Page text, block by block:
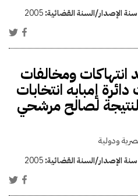
سنة الإصدار/السنة القضائية:2005
انتهاكات ومخالفات
إمبابه انتخابات
لصالح مرشحي
ودولية
سنة الإصدار/السنة القضائية:2005